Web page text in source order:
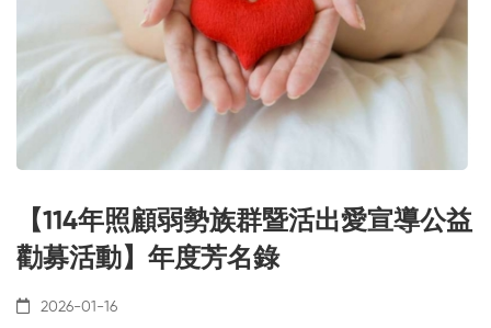
【114年照顧弱勢族群暨活出愛宣導公益
勸募活動】年度芳名錄
2026-01-16